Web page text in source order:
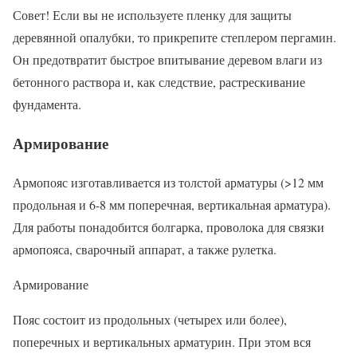
Совет! Если вы не используете пленку для защиты
деревянной опалубки, то прикрепите степлером пергамин.
Он предотвратит быстрое впитывание деревом влаги из
бетонного раствора и, как следствие, растрескивание
фундамента.
Армирование
Армопояс изготавливается из толстой арматуры (>12 мм
продольная и 6-8 мм поперечная, вертикальная арматура).
Для работы понадобится болгарка, проволока для связки
армопояса, сварочный аппарат, а также рулетка.
Армирование
Пояс состоит из продольных (четырех или более),
поперечных и вертикальных арматурин. При этом вся